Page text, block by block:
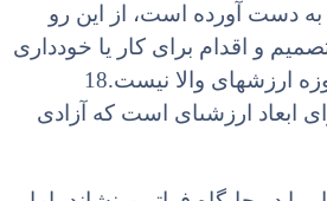
دست آورده است، از این رو
و اقدام براى کار یا خوددارى
از انجام کار، در حوزه ارزش‏هاى والا نیست.18
ابعاد ارزشى‏اى است که آزادى